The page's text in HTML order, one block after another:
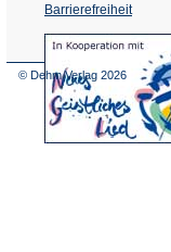
Barrierefreiheit
© Dehm Verlag 2026